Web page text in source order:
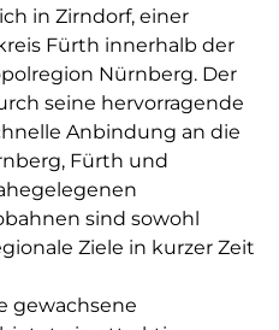
in Zirndorf, einer
Fürth innerhalb der
Nürnberg. Der
seine hervorragende
Anbindung an die
Fürth und
sind sowohl
Ziele in kurzer Zeit
gewachsene